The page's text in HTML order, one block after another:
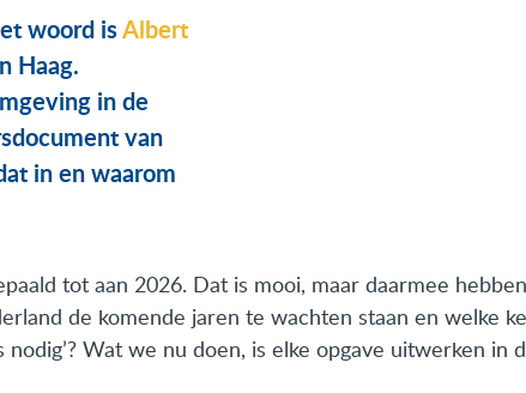
woord isAlbert
Haag.
in de
van
in en waarom
tot aan 2026. Dat is mooi, maar daarmee
de komende jaren te wachten staan en welke
Wat we nu doen, is elke opgave uitwerken in